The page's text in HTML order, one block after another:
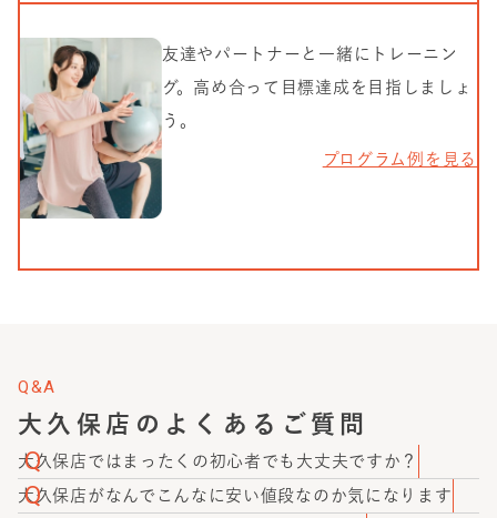
友達やパートナーと一緒にトレーニン
グ。高め合って目標達成を目指しましょ
う。
プログラム例を見る
大久保店 のよくあるご質問
Q&A
大久保店ではまったくの初心者でも大丈夫ですか？
大丈夫です。かたぎり塾に通っているお客様の中には、初
大久保店がなんでこんなに安い値段なのか気になります